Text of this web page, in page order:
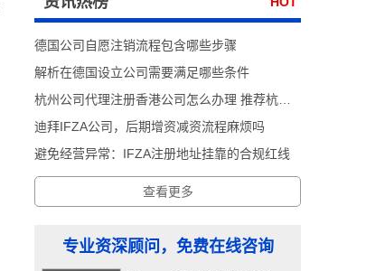
德国公司自愿注销流程包含哪些步骤
解析在德国设立公司需要满足哪些条件
迪拜IFZA公司，后期增资减资流程麻烦吗
避免经营异常：IFZA注册地址挂靠的合规红线
查看更多
专业资深顾问，免费在线咨询